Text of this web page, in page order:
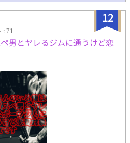
あまり呼ばれてないが鬼平) ■日高
流の相棒。赤茶色の天然パーマ、
美形で、東流が一緒にいないとき
カウトなどされるほど。 小さいころ
、ついに爆発。 SM拘束物フェチ。
れているが、脳内変態のため、い
誠士(18歳) 185cm 74kg 2人の親
だが、基本軽い。 空手の国体選手。
容。
12
: 71
男とヤレるジムに通うけど恋